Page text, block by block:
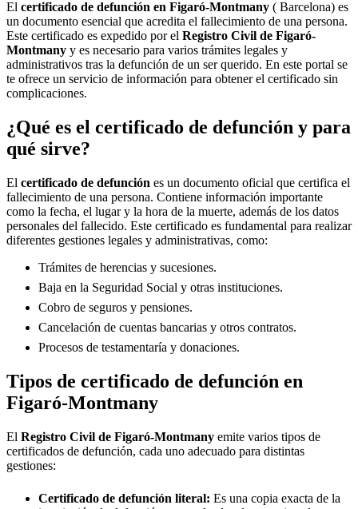
El certificado de defunción en Figaró-Montmany ( Barcelona) es
un documento esencial que acredita el fallecimiento de una persona.
Este certificado es expedido por el Registro Civil de Figaró-
Montmany y es necesario para varios trámites legales y
administrativos tras la defunción de un ser querido. En este portal se
te ofrece un servicio de información para obtener el certificado sin
complicaciones.
¿Qué es el certificado de defunción y para
qué sirve?
El certificado de defunción es un documento oficial que certifica el
fallecimiento de una persona. Contiene información importante
como la fecha, el lugar y la hora de la muerte, además de los datos
personales del fallecido. Este certificado es fundamental para realizar
diferentes gestiones legales y administrativas, como:
Trámites de herencias y sucesiones.
Baja en la Seguridad Social y otras instituciones.
Cobro de seguros y pensiones.
Cancelación de cuentas bancarias y otros contratos.
Procesos de testamentaría y donaciones.
Tipos de certificado de defunción en
Figaró-Montmany
El Registro Civil de Figaró-Montmany emite varios tipos de
certificados de defunción, cada uno adecuado para distintas
gestiones:
Certificado de defunción literal: Es una copia exacta de la